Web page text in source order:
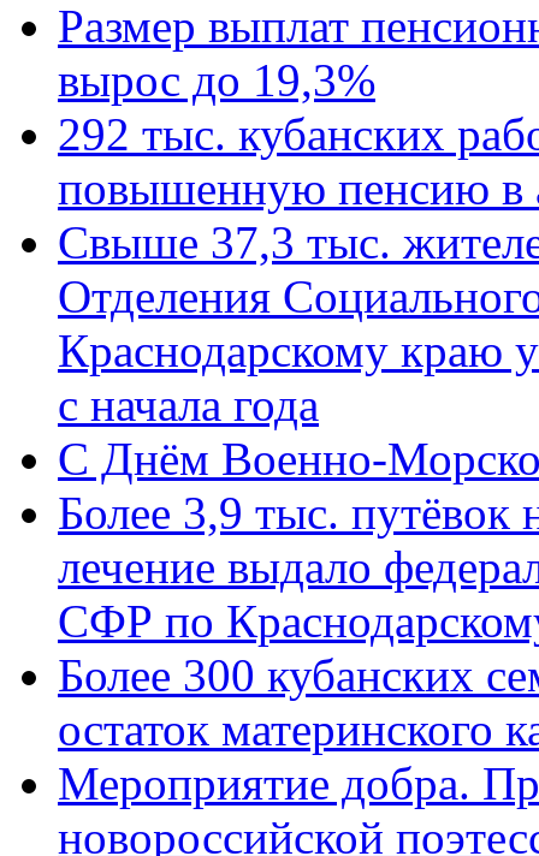
Размер выплат
вырос до 19,3%
292 тыс. кубанских
повышенную пенсию в
Свыше 37,3 тыс.
Отделения
Краснодарскому краю
с начала года
C Днём Военно-
Более 3,9 тыс. путёвок
лечение выдало
СФР по
Более 300 кубанских
остаток материнского
Мероприятие добра.
новороссийской